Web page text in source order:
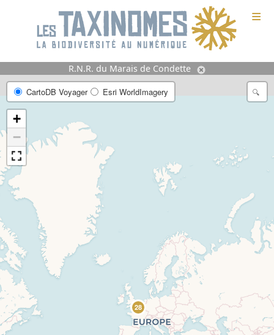
≡
R.N.R. du Marais de Condette
28
CartoDB Voyager Esri WorldImagery
+
−